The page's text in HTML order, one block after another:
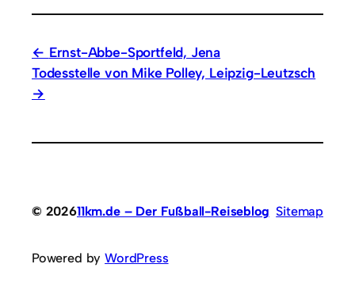
Ernst-Abbe-Sportfeld, Jena
Todesstelle von Mike Polley, Leipzig-Leutzsch
© 202611km.de – Der Fußball-Reiseblog Sitemap
Powered byWordPress